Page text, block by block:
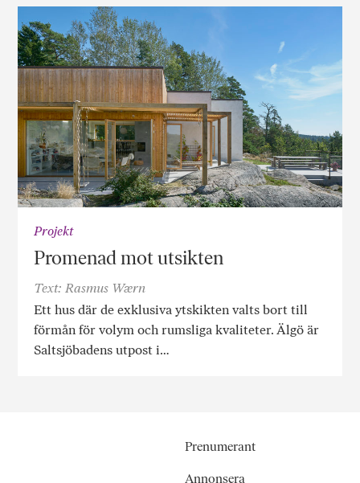
Projekt
Promenad mot utsikten
Text: Rasmus Wærn
Ett hus där de exklusiva ytskikten valts bort till
förmån för volym och rumsliga kvaliteter. Älgö är
Saltsjöbadens utpost i…
Prenumerant
Annonsera